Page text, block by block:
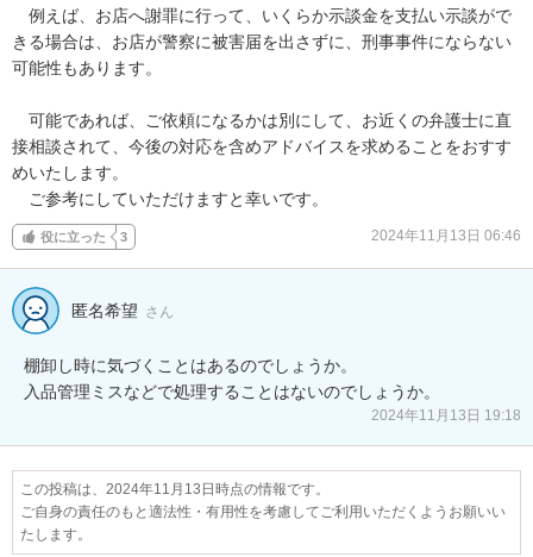
例えば、お店へ謝罪に行って、いくらか示談金を支払い示談がで
きる場合は、お店が警察に被害届を出さずに、刑事事件にならない
可能性もあります。
可能であれば、ご依頼になるかは別にして、お近くの弁護士に直
接相談されて、今後の対応を含めアドバイスを求めることをおすす
めいたします。
ご参考にしていただけますと幸いです。
役に立った 3 2024年11月13日 06:46
匿名希望 さん
棚卸し時に気づくことはあるのでしょうか。
入品管理ミスなどで処理することはないのでしょうか。
2024年11月13日 19:18
この投稿は、2024年11月13日時点の情報です。
ご自身の責任のもと適法性・有用性を考慮してご利用いただくようお願いい
たします。